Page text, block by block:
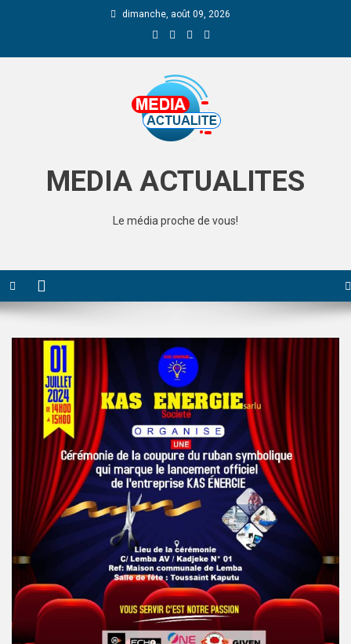
dimanche, août 09, 2026
MEDIA ACTUALITES
Le média proche de vous!